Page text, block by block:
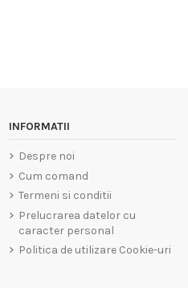
INFORMATII
Despre noi
Cum comand
Termeni si conditii
Prelucrarea datelor cu
caracter personal
Politica de utilizare Cookie-uri